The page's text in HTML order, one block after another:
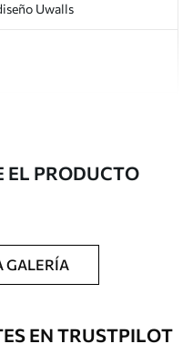
Uwalls
recubrimiento de barniz
Los murales de pared con
de barniz pueden
de altura: aplicación sin
EL PRODUCTO
GALERÍA
EN TRUSTPILOT